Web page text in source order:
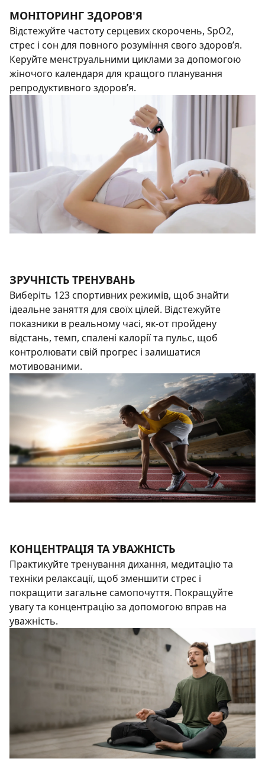
МОНІТОРИНГ ЗДОРОВ'Я
Відстежуйте частоту серцевих скорочень, SpO2,
стрес і сон для повного розуміння свого здоров’я.
Керуйте менструальними циклами за допомогою
жіночого календаря для кращого планування
репродуктивного здоров’я.
ЗРУЧНІСТЬ ТРЕНУВАНЬ
Виберіть 123 спортивних режимів, щоб знайти
ідеальне заняття для своїх цілей. Відстежуйте
показники в реальному часі, як-от пройдену
відстань, темп, спалені калорії та пульс, щоб
контролювати свій прогрес і залишатися
мотивованими.
КОНЦЕНТРАЦІЯ ТА УВАЖНІСТЬ
Практикуйте тренування дихання, медитацію та
техніки релаксації, щоб зменшити стрес і
покращити загальне самопочуття. Покращуйте
увагу та концентрацію за допомогою вправ на
уважність.